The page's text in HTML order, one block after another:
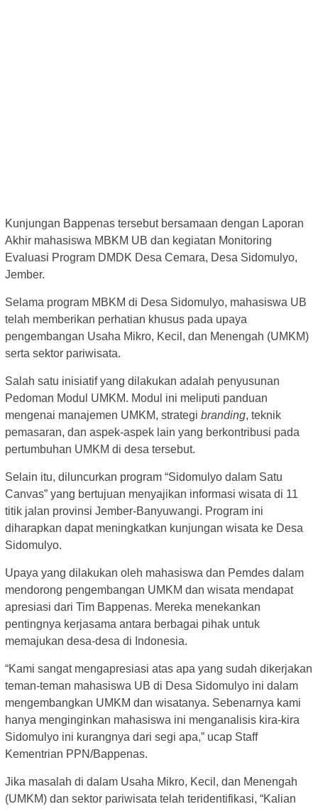
Kunjungan Bappenas tersebut bersamaan dengan Laporan
Akhir mahasiswa MBKM UB dan kegiatan Monitoring
Evaluasi Program DMDK Desa Cemara, Desa Sidomulyo,
Jember.
Selama program MBKM di Desa Sidomulyo, mahasiswa UB
telah memberikan perhatian khusus pada upaya
pengembangan Usaha Mikro, Kecil, dan Menengah (UMKM)
serta sektor pariwisata.
Salah satu inisiatif yang dilakukan adalah penyusunan
Pedoman Modul UMKM. Modul ini meliputi panduan
mengenai manajemen UMKM, strategi branding, teknik
pemasaran, dan aspek-aspek lain yang berkontribusi pada
pertumbuhan UMKM di desa tersebut.
Selain itu, diluncurkan program “Sidomulyo dalam Satu
Canvas” yang bertujuan menyajikan informasi wisata di 11
titik jalan provinsi Jember-Banyuwangi. Program ini
diharapkan dapat meningkatkan kunjungan wisata ke Desa
Sidomulyo.
Upaya yang dilakukan oleh mahasiswa dan Pemdes dalam
mendorong pengembangan UMKM dan wisata mendapat
apresiasi dari Tim Bappenas. Mereka menekankan
pentingnya kerjasama antara berbagai pihak untuk
memajukan desa-desa di Indonesia.
“Kami sangat mengapresiasi atas apa yang sudah dikerjakan
teman-teman mahasiswa UB di Desa Sidomulyo ini dalam
mengembangkan UMKM dan wisatanya. Sebenarnya kami
hanya menginginkan mahasiswa ini menganalisis kira-kira
Sidomulyo ini kurangnya dari segi apa,” ucap Staff
Kementrian PPN/Bappenas.
Jika masalah di dalam Usaha Mikro, Kecil, dan Menengah
(UMKM) dan sektor pariwisata telah teridentifikasi, “Kalian